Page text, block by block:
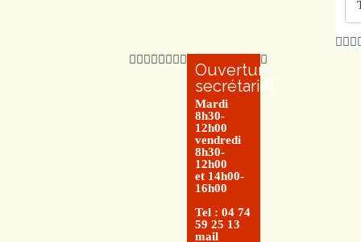
Ouverture
secrétariat
Mardi
8h30-
12h00
vendredi
8h30-
12h00
et 14h00-
16h00
Tel : 04 74
59 25 13
mail